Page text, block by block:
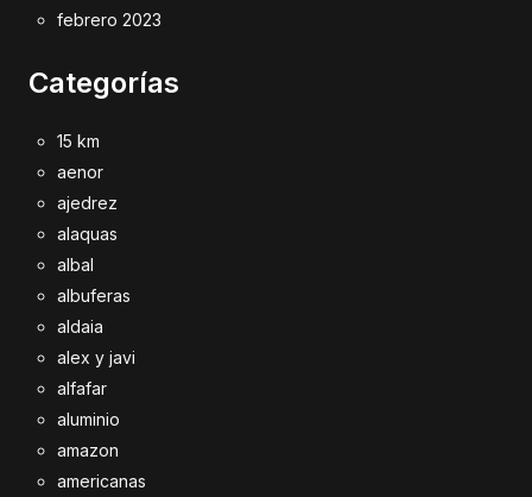
febrero 2023
Categorías
15 km
aenor
ajedrez
alaquas
albal
albuferas
aldaia
alex y javi
alfafar
aluminio
amazon
americanas